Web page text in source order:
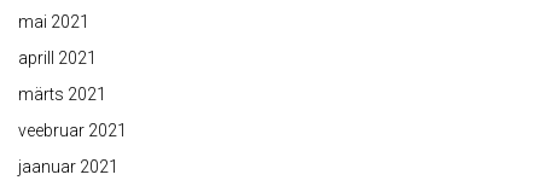
mai 2021
aprill 2021
märts 2021
veebruar 2021
jaanuar 2021